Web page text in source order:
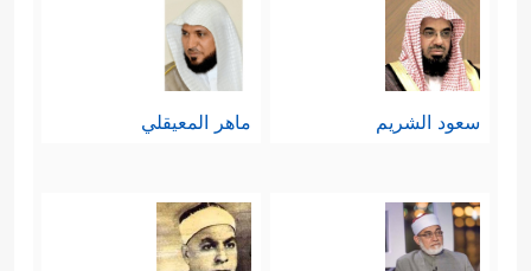
سعود الشريم ماهر المعيقلي